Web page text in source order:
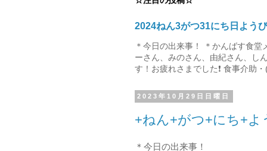
2024ねん3がつ31にち日よう
＊今日の出来事！ ＊かんばす食
ーさん、みのさん、由紀さん、し
す！お疲れさまでした❗ 食事介助
2023年10月29日日曜日
+ねん+がつ+にち+
＊今日の出来事！